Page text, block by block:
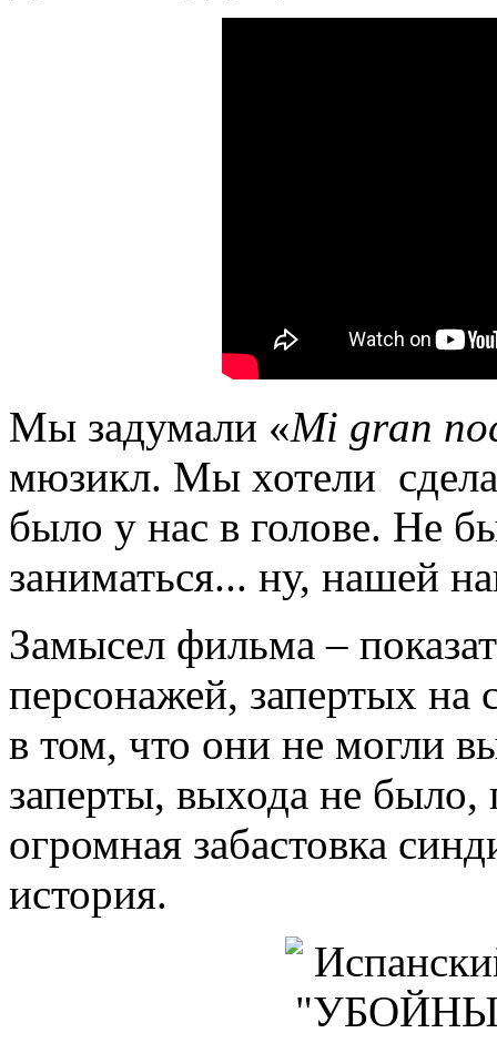
Мы задумали «Mi gran
мюзикл. Мы хотели
было у нас в голове. Не
заниматься... ну, нашей
Замысел фильма –
персонажей, запертых на
в том, что они не могли
заперты, выхода не
огромная забастовка
история.